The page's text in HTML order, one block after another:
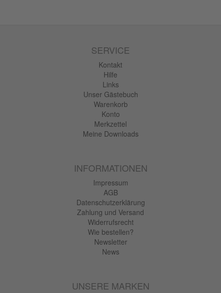
SERVICE
Kontakt
Hilfe
Links
Unser Gästebuch
Warenkorb
Konto
Merkzettel
Meine Downloads
INFORMATIONEN
Impressum
AGB
Datenschutzerklärung
Zahlung und Versand
Widerrufsrecht
Wie bestellen?
Newsletter
News
UNSERE MARKEN